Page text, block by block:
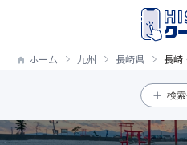
ホーム 九州 長崎県 長崎
検